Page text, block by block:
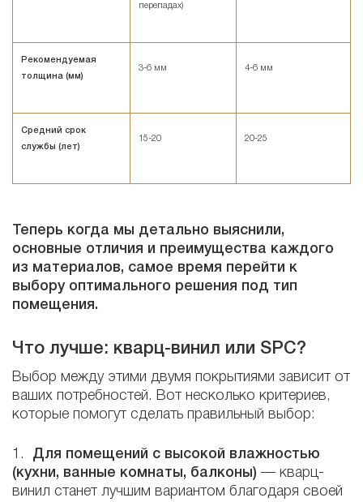
перепадах)
Рекомендуемая
толщина (мм)
3-6 мм 4-6 мм
Средний срок
службы (лет)
15-20 20-25
Теперь когда мы детально выяснили,
основные отличия и преимущества каждого
из материалов, самое время перейти к
выбору оптимального решения под тип
помещения.
Что лучше: кварц-винил или SPC?
Выбор между этими двумя покрытиями зависит от
ваших потребностей. Вот несколько критериев,
которые помогут сделать правильный выбор:
1. Для помещений с высокой влажностью
(кухни, ванные комнаты, балконы) — кварц-
винил станет лучшим вариантом благодаря своей